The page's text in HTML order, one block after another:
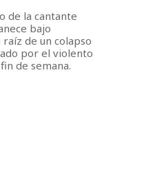
de la cantante
bajo
de un colapso
por el violento
de semana.